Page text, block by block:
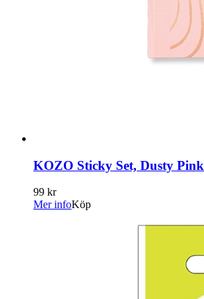
KOZO Sticky Set, Dusty Pink
99 kr
Mer infoKöp